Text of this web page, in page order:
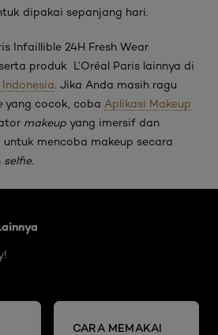
dipakai sepanjang hari.
Infaillible 24H Fresh Wear
produk L’Oréal Paris lainnya di
Indonesia. Jika Anda masih ragu
yang cocok, coba Aplikasi Makeup
makeup yang imersif dan
untuk mencoba makeup secara
selfie.
CARA MEMAKAI